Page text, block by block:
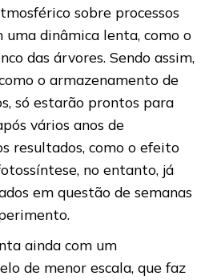
sobre processos
uma dinâmica lenta, como o
das árvores. Sendo assim,
o armazenamento de
só estarão prontos para
vários anos de
resultados, como o efeito
no entanto, já
em questão de semanas
ainda com um
de menor escala, que faz